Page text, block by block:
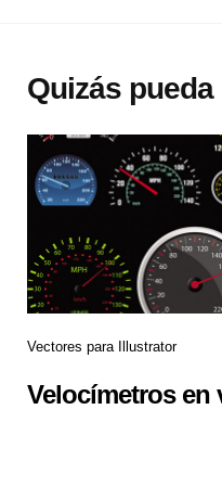
Quizás
Vectores para Illustrator
Velocímetros en